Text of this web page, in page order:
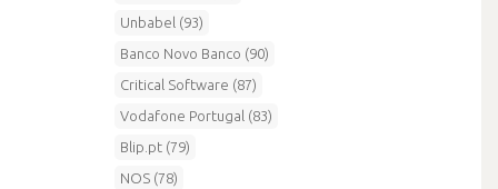
Unbabel (93)
Banco Novo Banco (90)
Critical Software (87)
Vodafone Portugal (83)
Blip.pt (79)
NOS (78)